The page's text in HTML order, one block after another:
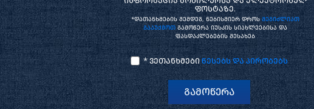
ფოსტაზე.
*დათანხმების შემდეგ, ნებისმიერ დროსშეგიძლიათ
გააუქმოთ გამოწერა იუსკის სიახლეებისა და
ფასდაკლებების შესახებ
* ვეთანხმებიწესებს და პირობებს
გამოწერა